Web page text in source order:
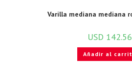
Varilla mediana mediana
USD 142.56
Añadir al